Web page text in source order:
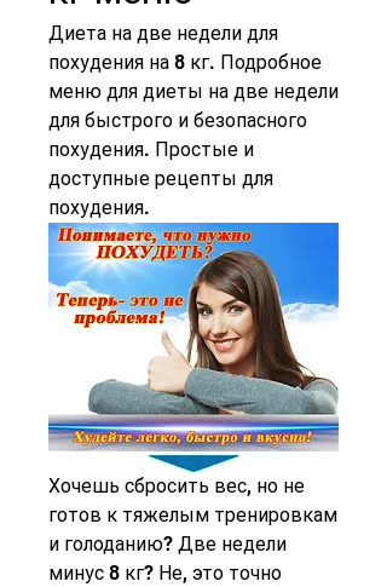
Диета на две недели для
похудения на 8 кг. Подробное
меню для диеты на две недели
для быстрого и безопасного
похудения. Простые и
доступные рецепты для
похудения.
Хочешь сбросить вес, но не
готов к тяжелым тренировкам
и голоданию? Две недели
минус 8 кг? Не, это точно